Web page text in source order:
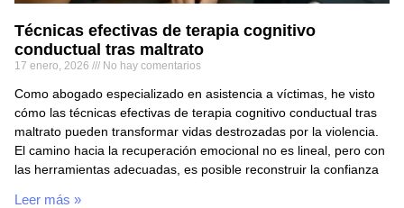
Técnicas efectivas de terapia cognitivo
conductual tras maltrato
17 enero, 2026 No hay comentarios
Como abogado especializado en asistencia a víctimas, he visto
cómo las técnicas efectivas de terapia cognitivo conductual tras
maltrato pueden transformar vidas destrozadas por la violencia.
El camino hacia la recuperación emocional no es lineal, pero con
las herramientas adecuadas, es posible reconstruir la confianza
Leer más »